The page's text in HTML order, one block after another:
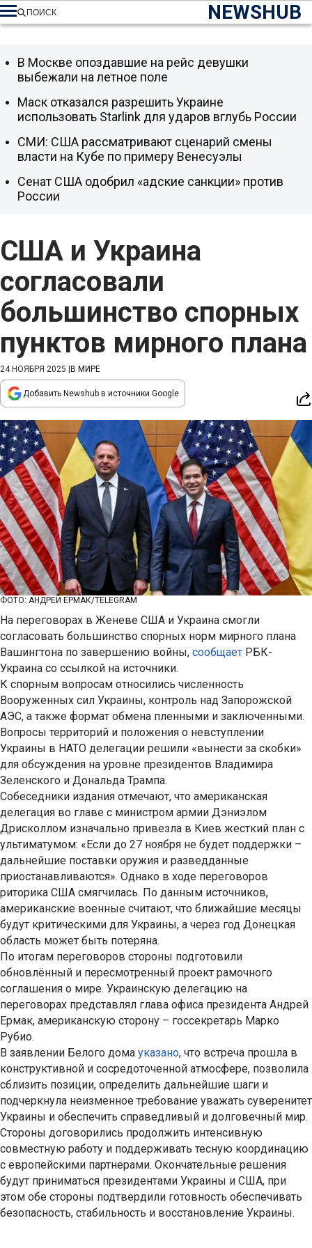
NEWSHUB
ПОИСК
США и Украина
согласовали
большинство спорных
пунктов мирного плана
24 НОЯБРЯ 2025 В МИРЕ
Добавить Newshub в источники Google
ФОТО: АНДРЕЙ ЕРМАК/TELEGRAM
На переговорах в Женеве США и Украина смогли
согласовать большинство спорных норм мирного плана
Вашингтона по завершению войны, сообщает РБК-
Украина со ссылкой на источники.
К спорным вопросам относились численность
Вооруженных сил Украины, контроль над Запорожской
АЭС, а также формат обмена пленными и заключенными.
Вопросы территорий и положения о невступлении
Украины в НАТО делегации решили «вынести за скобки»
для обсуждения на уровне президентов Владимира
Зеленского и Дональда Трампа.
Собеседники издания отмечают, что американская
делегация во главе с министром армии Дэниэлом
Дрисколлом изначально привезла в Киев жесткий план с
ультиматумом: «Если до 27 ноября не будет поддержки –
дальнейшие поставки оружия и разведданные
приостанавливаются». Однако в ходе переговоров
риторика США смягчилась. По данным источников,
американские военные считают, что ближайшие месяцы
будут критическими для Украины, а через год Донецкая
область может быть потеряна.
По итогам переговоров стороны подготовили
обновлённый и пересмотренный проект рамочного
соглашения о мире. Украинскую делегацию на
переговорах представлял глава офиса президента Андрей
Ермак, американскую сторону – госсекретарь Марко
Рубио.
В заявлении Белого дома указано, что встреча прошла в
конструктивной и сосредоточенной атмосфере, позволила
сблизить позиции, определить дальнейшие шаги и
подчеркнула неизменное требование уважать суверенитет
Украины и обеспечить справедливый и долговечный мир.
Стороны договорились продолжить интенсивную
совместную работу и поддерживать тесную координацию
с европейскими партнерами. Окончательные решения
будут приниматься президентами Украины и США, при
этом обе стороны подтвердили готовность обеспечивать
безопасность, стабильность и восстановление Украины.
В Москве опоздавшие на рейс девушки
выбежали на летное поле
Маск отказался разрешить Украине
использовать Starlink для ударов вглубь России
СМИ: США рассматривают сценарий смены
власти на Кубе по примеру Венесуэлы
Сенат США одобрил «адские санкции» против
России